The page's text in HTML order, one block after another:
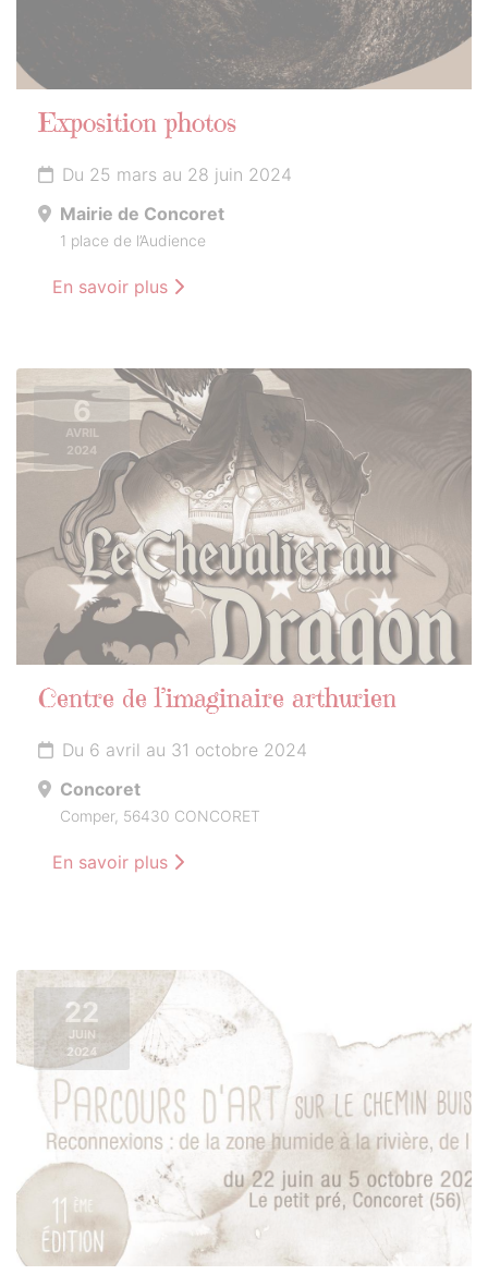
Exposition photos
Du 25 mars au 28 juin 2024
Mairie de Concoret
1 place de l’Audience
En savoir plus
6
AVRIL
2024
Centre de l’imaginaire arthurien
Du 6 avril au 31 octobre 2024
Concoret
Comper, 56430 CONCORET
En savoir plus
22
JUIN
2024